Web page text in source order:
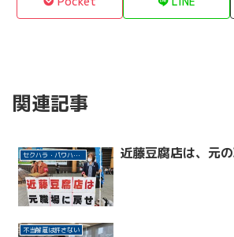
関連記事
セクハラ・パワハラ許さない！ 近藤豆腐店は、元
不当解雇は許さない